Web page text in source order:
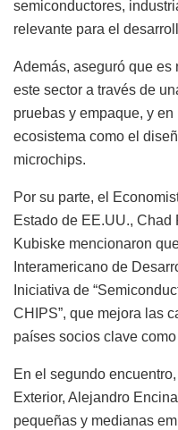
semiconductores,
relevante para el
Además, aseguró que
este sector a través de
pruebas y empaque, y en
ecosistema como el
microchips.
Por su parte, el
Estado de EE.UU., Chad
Kubiske mencionaron
Interamericano de
Iniciativa de
CHIPS”, que mejora las
países socios clave
En el segundo
Exterior, Alejandro
pequeñas y medianas